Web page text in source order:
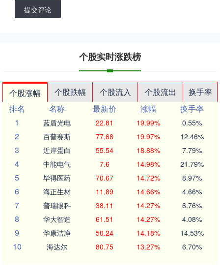
提交评论
个股实时涨跌榜
个股涨幅 个股跌幅 个股流入 个股流出
换手率
排名
名称 最新价 涨幅
换手率
1
蓝盾光电 22.81 19.99% 0.55%
2 百普赛斯 77.68 19.97% 12.46%
3 近岸蛋白 55.54 18.88% 7.79%
4 中能电气 7.6 14.98% 21.79%
5 毕得医药 70.67 14.72% 8.97%
6 海正生材 11.89 14.66% 4.66%
7 普瑞眼科 38.11 14.27% 6.76%
8 华大智造 61.51 14.27% 4.08%
9 华康洁净 50.24 14.18% 14.53%
10 海达尔 80.75 13.27% 6.70%